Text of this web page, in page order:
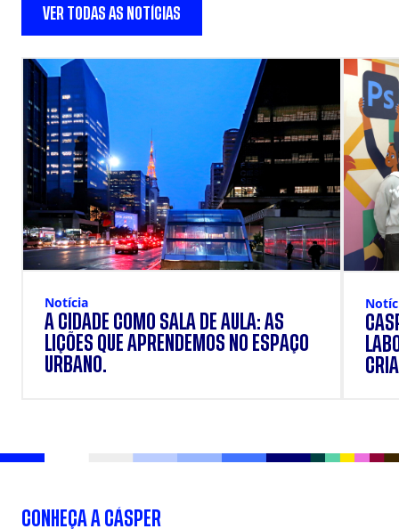
VER TODAS AS NOTÍCIAS
Notícia
A CIDADE COMO SALA DE AULA: AS
LIÇÕES QUE APRENDEMOS NO ESPAÇO
URBANO.
CONHEÇA A CÁSPER